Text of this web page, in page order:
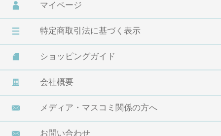
マイページ
特定商取引法に基づく表示
ショッピングガイド
会社概要
メディア・マスコミ関係の方へ
お問い合わせ